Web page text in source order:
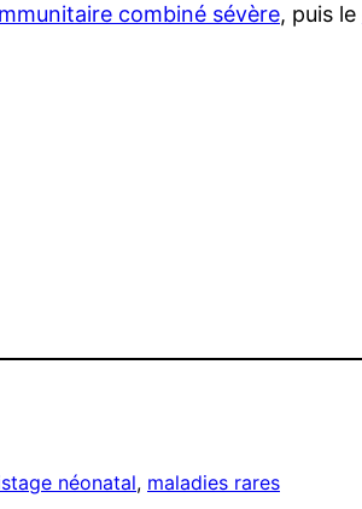
combiné sévère, puis le
néonatal, maladies rares